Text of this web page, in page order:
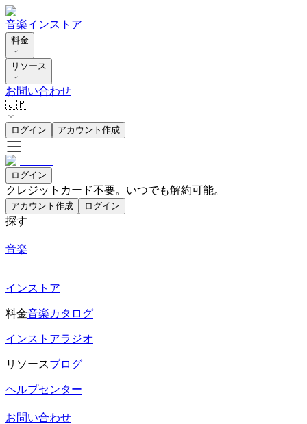
音楽インストア
料金
リソース
お問い合わせ
🇯🇵
ログイン アカウント作成
ログイン
クレジットカード不要。いつでも解約可能。
アカウント作成 ログイン
探す
音楽
インストア
料金音楽カタログ
インストアラジオ
リソースブログ
ヘルプセンター
お問い合わせ